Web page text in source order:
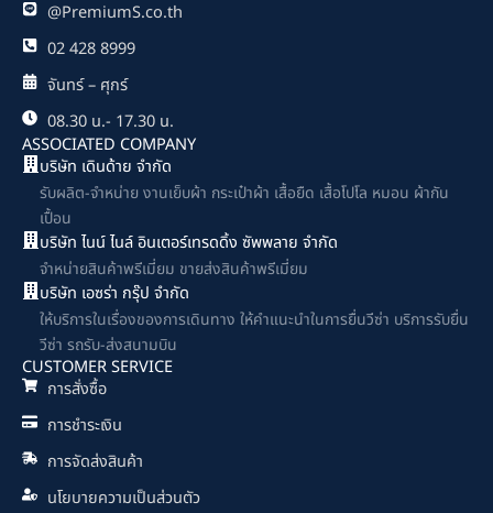
@PremiumS.co.th
02 428 8999
จันทร์ – ศุกร์
08.30 น.- 17.30 น.
ASSOCIATED COMPANY
บริษัท เดินด้าย จำกัด
รับผลิต-จำหน่าย งานเย็บผ้า กระเป๋าผ้า เสื้อยืด เสื้อโปโล หมอน ผ้ากัน
เปื้อน
บริษัท ไนน์ ไนล์ อินเตอร์เทรดดิ้ง ซัพพลาย จำกัด
จำหน่ายสินค้าพรีเมี่ยม ขายส่งสินค้าพรีเมี่ยม
บริษัท เอซร่า กรุ๊ป จำกัด
ให้บริการในเรื่องของการเดินทาง ให้คำแนะนำในการยื่นวีซ่า บริการรับยื่น
วีซ่า รถรับ-ส่งสนามบิน
CUSTOMER SERVICE
การสั่งซื้อ
การชำระเงิน
การจัดส่งสินค้า
นโยบายความเป็นส่วนตัว